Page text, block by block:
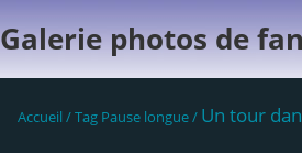
Galerie photos de
Accueil /Tag Pause longue/ Un tour